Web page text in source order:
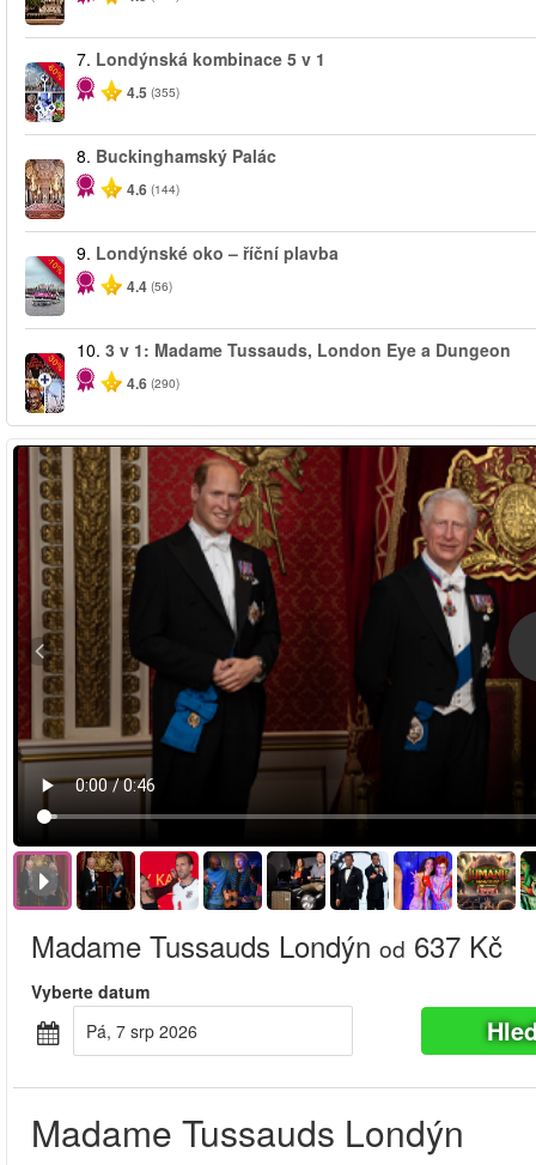
-60%
7. Londýnská kombinace 5 v 1
4.5 (355)
8. Buckinghamský Palác
4.6 (144)
-10%
9. Londýnské oko – říční plavba
4.4 (56)
-30%
10. 3 v 1: Madame Tussauds, London Eye a Dungeon
4.6 (290)
Madame Tussauds Londýn od 637 Kč
Vyberte datum
Pá, 7 srp 2026
Madame Tussauds Londýn